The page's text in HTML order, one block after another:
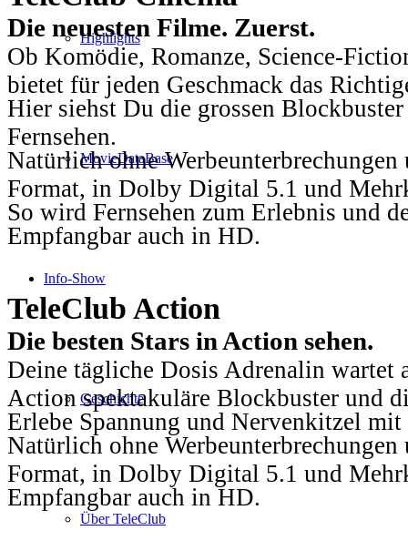
Highlights
MovieDataBase
Info-Show
Geschichte
Über TeleClub
Die neuesten Filme. Zuerst.
Ob Komödie, Romanze, Science-
bietet für jeden Geschmack das
Hier siehst Du die grossen
Fernsehen.
Natürlich ohne
Format, in Dolby Digital 5.1 und
So wird Fernsehen zum Erlebnis und
Empfangbar auch in HD.
TeleClub Action
Die besten Stars in Action sehen.
Deine tägliche Dosis Adrenalin wartet
Action spektakuläre Blockbuster und
Erlebe Spannung und Nervenkitzel
Natürlich ohne
Format, in Dolby Digital 5.1 und
Empfangbar auch in HD.